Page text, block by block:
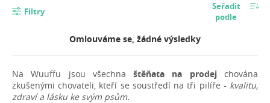
Filtry
Seřadit
podle
Omlouváme se, žádné výsledky
Na Wuuffu jsou všechnaštěňata na prodejchována
zkušenými chovateli, kteří se soustředí na tři pilíře - kvalitu,
zdraví a lásku ke svým psům.